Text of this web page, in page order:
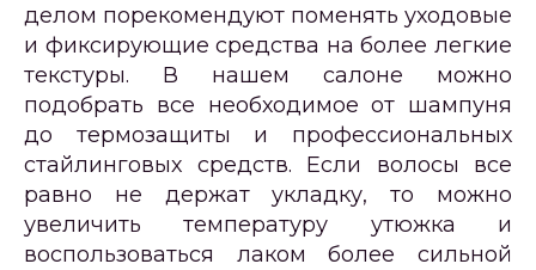
делом порекомендуют поменять уходовые
и фиксирующие средства на более легкие
текстуры. В нашем салоне можно
подобрать все необходимое от шампуня
до термозащиты и профессиональных
стайлинговых средств. Если волосы все
равно не держат укладку, то можно
увеличить температуру утюжка и
воспользоваться лаком более сильной